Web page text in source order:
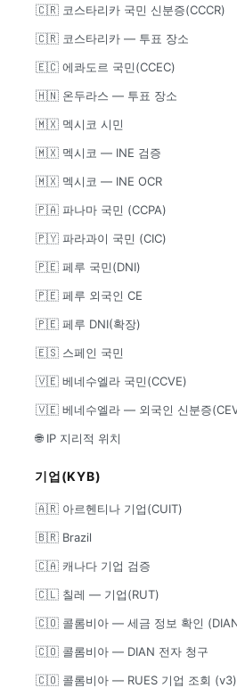
🇨🇷 코스타리카 국민 신분증(CCCR)
🇨🇷 코스타리카 — 투표 장소
🇪🇨 에콰도르 국민(CCEC)
🇭🇳 온두라스 — 투표 장소
🇲🇽 멕시코 시민
🇲🇽 멕시코 — INE 검증
🇲🇽 멕시코 — INE OCR
🇵🇦 파나마 국민 (CCPA)
🇵🇾 파라과이 국민 (CIC)
🇵🇪 페루 국민(DNI)
🇵🇪 페루 외국인 CE
🇵🇪 페루 DNI(확장)
🇪🇸 스페인 국민
🇻🇪 베네수엘라 국민(CCVE)
🇻🇪 베네수엘라 — 외국인 신분증
🌐 IP 지리적 위치
기업(KYB)
🇦🇷 아르헨티나 기업(CUIT)
🇧🇷 Brazil
🇨🇦 캐나다 기업 검증
🇨🇱 칠레 — 기업(RUT)
🇨🇴 콜롬비아 — 세금 정보 확인
🇨🇴 콜롬비아 — DIAN 전자 청구
🇨🇴 콜롬비아 — RUES 기업 조회 (v3)